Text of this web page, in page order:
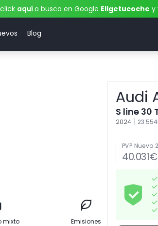
aquío busca en Google Eligetucoche y
Blog
mixto Emisiones
Audi
S line 30
2024 |
PVP Nuevo
40.031€